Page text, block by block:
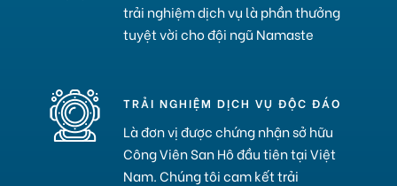
trải nghiệm dịch vụ là phần thưởng
tuyệt vời cho đội ngũ Namaste
TRẢI NGHIỆM DỊCH VỤ ĐỘC ĐÁO
Là đơn vị được chứng nhận sở hữu
Công Viên San Hô đầu tiên tại Việt
Nam. Chúng tôi cam kết trải